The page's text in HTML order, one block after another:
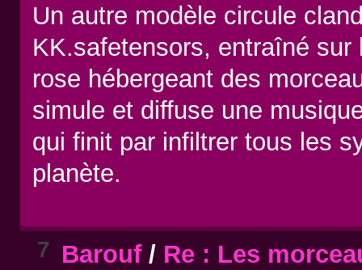
Un autre modèle circule
KK.safetensors, entraîné
rose hébergeant des
simule et diffuse une
qui finit par infiltrer tous les
planète.
7 Barouf/ Re : Les